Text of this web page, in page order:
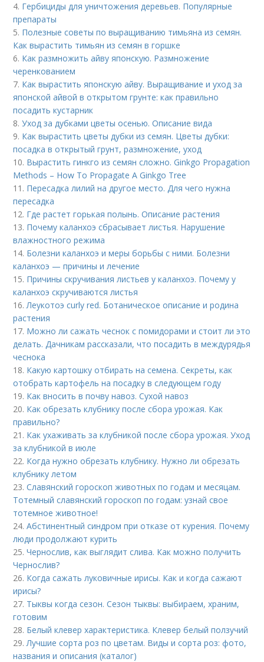
4. Гербициды для уничтожения деревьев. Популярные
препараты
5. Полезные советы по выращиванию тимьяна из семян.
Как вырастить тимьян из семян в горшке
6. Как размножить айву японскую. Размножение
черенкованием
7. Как вырастить японскую айву. Выращивание и уход за
японской айвой в открытом грунте: как правильно
посадить кустарник
8.Уход за дубками цветы осенью. Описание вида
9. Как вырастить цветы дубки из семян. Цветы дубки:
посадка в открытый грунт, размножение, уход
10. Вырастить гинкго из семян сложно. Ginkgo Propagation
Methods – How To Propagate A Ginkgo Tree
11. Пересадка лилий на другое место. Для чего нужна
пересадка
12. Где растет горькая полынь. Описание растения
13. Почему каланхоэ сбрасывает листья. Нарушение
влажностного режима
14. Болезни каланхоэ и меры борьбы с ними. Болезни
каланхоэ — причины и лечение
15. Причины скручивания листьев у каланхоэ. Почему у
каланхоэ скручиваются листья
16.Леукотоэ curly red. Ботаническое описание и родина
растения
17. Можно ли сажать чеснок с помидорами и стоит ли это
делать. Дачникам рассказали, что посадить в междурядья
чеснока
18. Какую картошку отбирать на семена. Секреты, как
отобрать картофель на посадку в следующем году
19. Как вносить в почву навоз. Сухой навоз
20. Как обрезать клубнику после сбора урожая. Как
правильно?
21. Как ухаживать за клубникой после сбора урожая. Уход
за клубникой в июле
22. Когда нужно обрезать клубнику. Нужно ли обрезать
клубнику летом
23.Славянский гороскоп животных по годам и месяцам.
Тотемный славянский гороскоп по годам: узнай свое
тотемное животное!
24.Абстинентный синдром при отказе от курения. Почему
люди продолжают курить
25.Чернослив, как выглядит слива. Как можно получить
Чернослив?
26. Когда сажать луковичные ирисы. Как и когда сажают
ирисы?
27. Тыквы когда сезон. Сезон тыквы: выбираем, храним,
готовим
28. Белый клевер характеристика. Клевер белый ползучий
29.Лучшие сорта роз по цветам. Виды и сорта роз: фото,
названия и описания (каталог)